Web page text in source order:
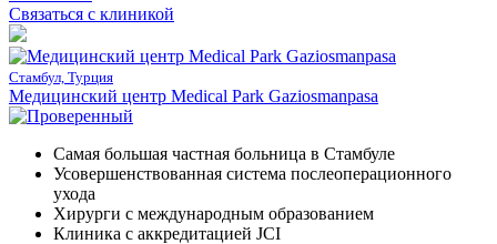
Связаться с клиникой
Стамбул, Турция
Медицинский центр Medical Park Gaziosmanpasa
Самая большая частная больница в Стамбуле
Усовершенствованная система послеоперационного
ухода
Хирурги с международным образованием
Клиника с аккредитацией JCI